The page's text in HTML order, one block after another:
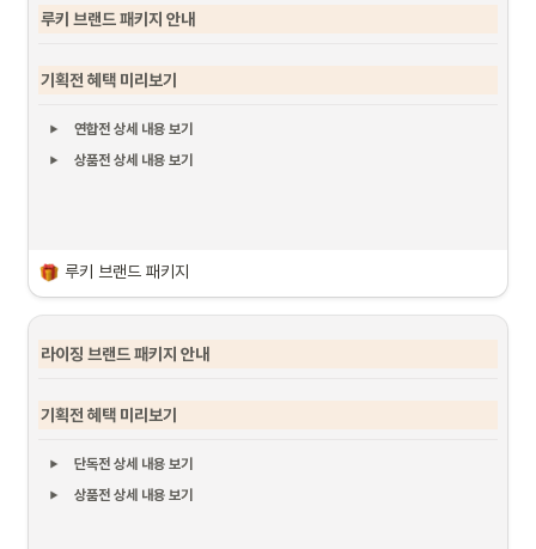
루키 브랜드 패키지 안내
기획전 혜택 미리보기
연합전 상세 내용 보기
상품전 상세 내용 보기
루키 브랜드 패키지
라이징 브랜드 패키지 안내
기획전 혜택 미리보기
단독전 상세 내용 보기
상품전 상세 내용 보기